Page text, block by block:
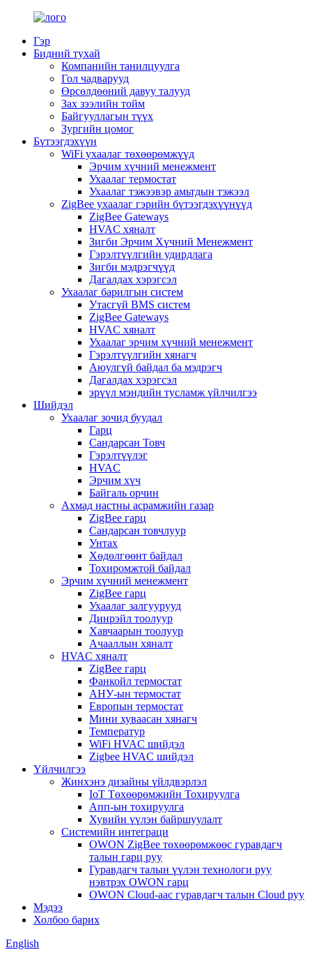
Гэр
Бидний тухай
Компанийн танилцуулга
Гол чадварууд
Өрсөлдөөний давуу талууд
Зах зээлийн тойм
Байгууллагын түүх
Зургийн цомог
Бүтээгдэхүүн
WiFi ухаалаг төхөөрөмжүүд
Эрчим хүчний менежмент
Ухаалаг термостат
Ухаалаг тэжээвэр амьтдын тэжээл
ZigBee ухаалаг гэрийн бүтээгдэхүүнүүд
ZigBee Gateways
HVAC хяналт
Зигби Эрчим Хүчний Менежмент
Гэрэлтүүлгийн удирдлага
Зигби мэдрэгчүүд
Дагалдах хэрэгсэл
Ухаалаг барилгын систем
Утасгүй BMS систем
ZigBee Gateways
HVAC хяналт
Ухаалаг эрчим хүчний менежмент
Гэрэлтүүлгийн хянагч
Аюулгүй байдал ба мэдрэгч
Дагалдах хэрэгсэл
эрүүл мэндийн тусламж үйлчилгээ
Шийдэл
Ухаалаг зочид буудал
Гарц
Сандарсан Товч
Гэрэлтүүлэг
HVAC
Эрчим хүч
Байгаль орчин
Ахмад настны асрамжийн газар
ZigBee гарц
Сандарсан товчлуур
Унтах
Хөдөлгөөнт байдал
Тохиромжтой байдал
Эрчим хүчний менежмент
ZigBee гарц
Ухаалаг залгуурууд
Динрэйл тоолуур
Хавчаарын тоолуур
Ачааллын хяналт
HVAC хяналт
ZigBee гарц
Фанкойл термостат
АНУ-ын термостат
Европын термостат
Мини хуваасан хянагч
Температур
WiFi HVAC шийдэл
Zigbee HVAC шийдэл
Үйлчилгээ
Жинхэнэ дизайны үйлдвэрлэл
IoT Төхөөрөмжийн Тохируулга
Апп-ын тохируулга
Хувийн үүлэн байршуулалт
Системийн интеграци
OWON ZigBee төхөөрөмжөөс гуравдагч
талын гарц руу
Гуравдагч талын үүлэн технологи руу
нэвтрэх OWON гарц
OWON Cloud-аас гуравдагч талын Cloud руу
Мэдээ
Холбоо барих
English